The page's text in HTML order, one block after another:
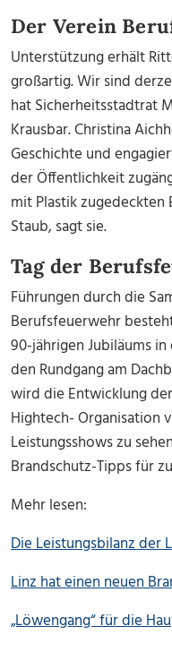
Der Verein
Unterstützung erhält
großartig. Wir sind
hat Sicherheitsstadtrat
Krausbar. Christina
Geschichte und
der Öffentlichkeit
mit Plastik
Staub, sagt sie.
Tag der
Führungen durch die
Berufsfeuerwehr
90-jährigen Jubiläums in
den Rundgang am
wird die Entwicklung
Hightech- Organisation
Leistungsshows zu
Brandschutz-Tipps für
Mehr lesen:
Die Leistungsbilanz der
Linz hat einen neuen
„Löwengang“ für die